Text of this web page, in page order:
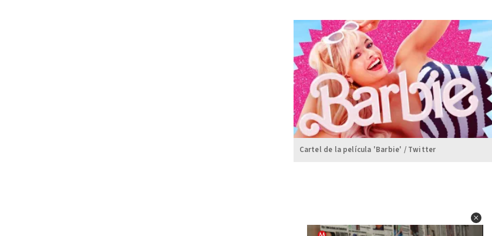
Cartel de la película 'Barbie' / Twitter